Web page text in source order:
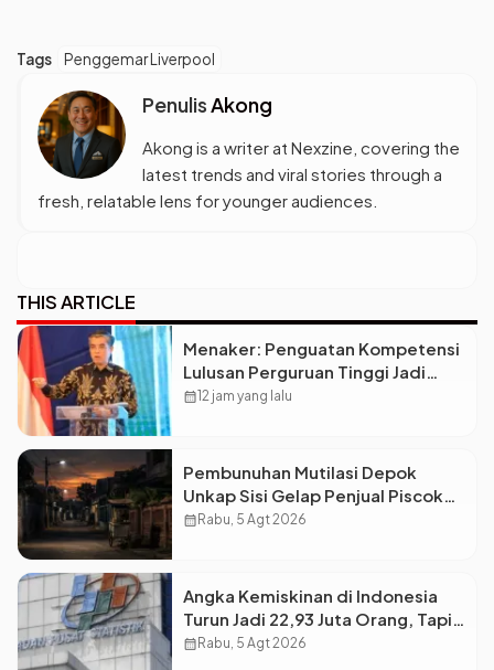
Tags Penggemar Liverpool
PenulisAkong
Akong is a writer at Nexzine, covering the
latest trends and viral stories through a
fresh, relatable lens for younger audiences.
THIS ARTICLE
Menaker: Penguatan Kompetensi
Lulusan Perguruan Tinggi Jadi
Kunci Menjawab Kebutuhan Dunia
calendar_month12 jam yang lalu
Pembunuhan Mutilasi Depok
Unkap Sisi Gelap Penjual Piscok
Berdarah Dingin
calendar_month Rabu, 5 Agt 2026
Angka Kemiskinan di Indonesia
Turun Jadi 22,93 Juta Orang, Tapi
Kenapa Ketimpangan Desa dan
calendar_month Rabu, 5 Agt 2026